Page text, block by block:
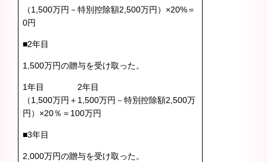
（1,500万円－特別控除額2,500万円）×20%＝
0円
■2年目
1,500万円の贈与を受け取った。
1年目 2年目
（1,500万円＋1,500万円－特別控除額2,500万
円）×20％＝100万円
■3年目
2,000万円の贈与を受け取った。